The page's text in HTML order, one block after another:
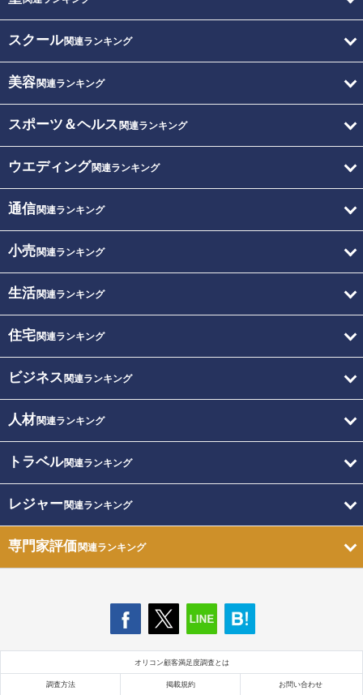
スクール関連ランキング
美容関連ランキング
スポーツ＆ヘルス 関連ランキング
ウエディング関連ランキング
通信関連ランキング
小売関連ランキング
生活関連ランキング
住宅関連ランキング
ビジネス 関連ランキング
人材関連ランキング
トラベル関連ランキング
レジャー関連ランキング
専門家評価関連ランキング
オリコン顧客満足度調査とは
調査方法 掲載規約 お問い合わせ